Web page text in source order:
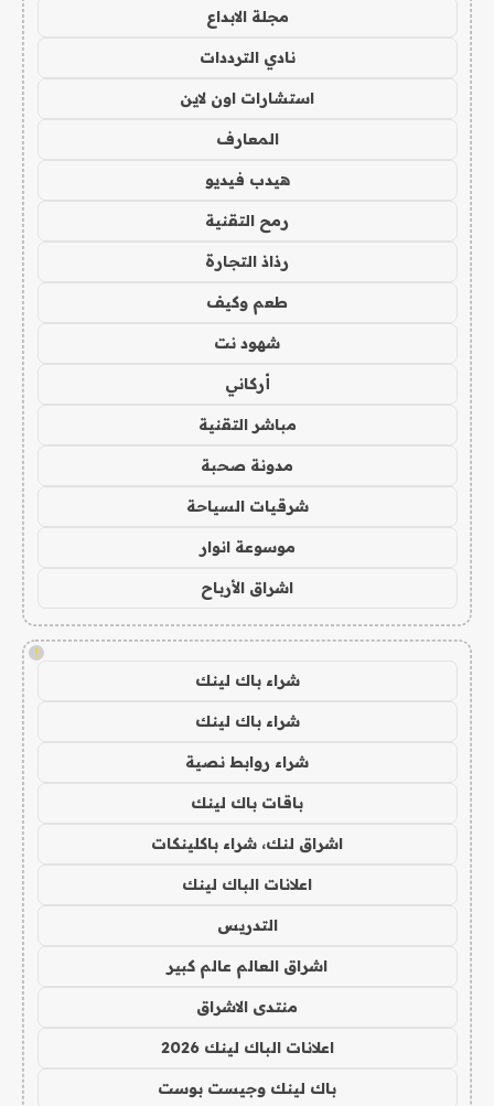
مجلة الابداع
نادي الترددات
استشارات اون لاين
المعارف
هيدب فيديو
رمح التقنية
رذاذ التجارة
طعم وكيف
شهود نت
أركاني
مباشر التقنية
مدونة صحبة
شرقيات السياحة
موسوعة انوار
اشراق الأرباح
!
شراء باك لينك
شراء باك لينك
شراء روابط نصية
باقات باك لينك
اشراق لنك، شراء باكلينكات
اعلانات الباك لينك
التدريس
اشراق العالم عالم كبير
منتدى الاشراق
اعلانات الباك لينك 2026
باك لينك وجيست بوست